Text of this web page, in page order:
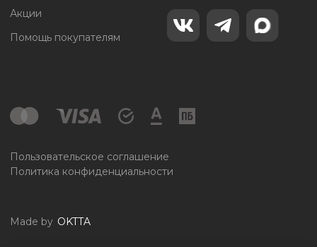
Акции
Помощь покупателям
Пользовательское соглашение
Политика конфиденциальности
Made by OKTTA